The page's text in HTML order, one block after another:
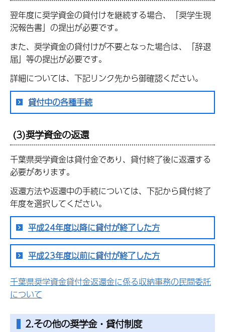
翌年度に奨学資金の貸付けを継続する場合、「奨学生現
況報告書」の提出が必要です。
また、奨学資金の貸付けが不要となった場合は、「辞退
届」等の提出が必要です。
詳細については、下記リンク先から御確認ください。
貸付中の各種手続
(3)奨学資金の返還
千葉県奨学資金は貸付金であり、貸付終了後に返還する
必要があります。
返還方法や返還中の手続については、下記から貸付終了
年度を選択してください。
平成24年度以降に貸付が終了した方
平成23年度以前に貸付が終了した方
千葉県奨学資金貸付金返還金に係る収納事務の民間委託
について
2.その他の奨学金・貸付制度